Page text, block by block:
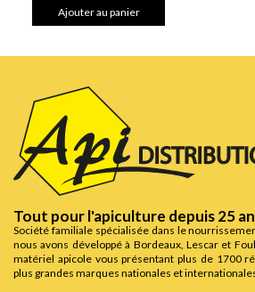
Ajouter au panier
Tout pour l'apiculture depuis 25
Société familiale spécialisée dans le
nous avons développé à Bordeaux, Lescar et
matériel apicole vous présentant plus de 1700
plus grandes marques nationales et